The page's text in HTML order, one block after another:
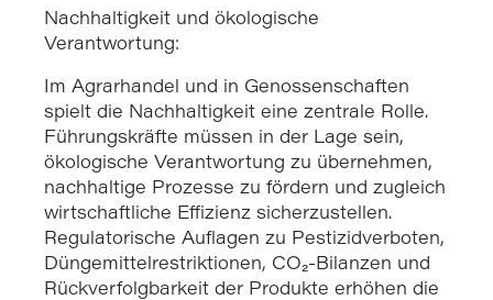
Nachhaltigkeit und ökologische
Verantwortung:
Im Agrarhandel und in Genossenschaften
spielt die Nachhaltigkeit eine zentrale Rolle.
Führungskräfte müssen in der Lage sein,
ökologische Verantwortung zu übernehmen,
nachhaltige Prozesse zu fördern und zugleich
wirtschaftliche Effizienz sicherzustellen.
Regulatorische Auflagen zu Pestizidverboten,
Düngemittelrestriktionen, CO₂-Bilanzen und
Rückverfolgbarkeit der Produkte erhöhen die